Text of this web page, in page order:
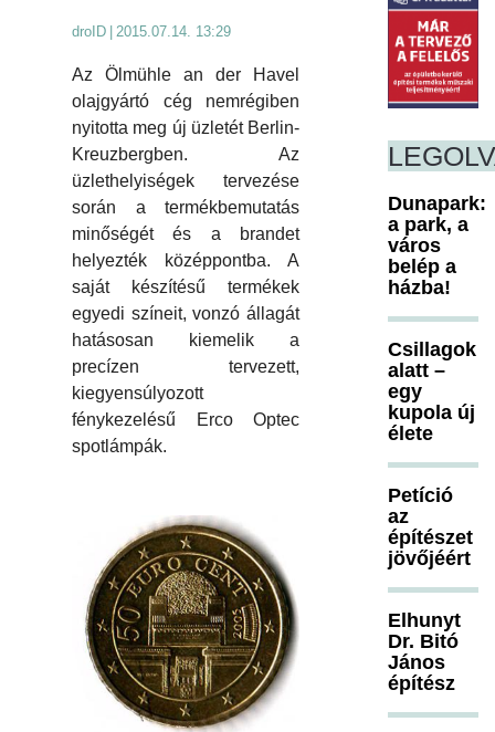
droID 2015.07.14. 13:29
Az Ölmühle an der Havel
olajgyártó cég nemrégiben
nyitotta meg új üzletét Berlin-
Kreuzbergben. Az
üzlethelyiségek tervezése
során a termékbemutatás
minőségét és a brandet
helyezték középpontba. A
saját készítésű termékek
egyedi színeit, vonzó állagát
hatásosan kiemelik a
precízen tervezett,
kiegyensúlyozott
fénykezelésű Erco Optec
spotlámpák.
Dunapark:
a park, a
város
belép a
házba!
Csillagok
alatt –
egy
kupola új
élete
Petíció
az
építészet
jövőjéért
Elhunyt
Dr. Bitó
János
építész